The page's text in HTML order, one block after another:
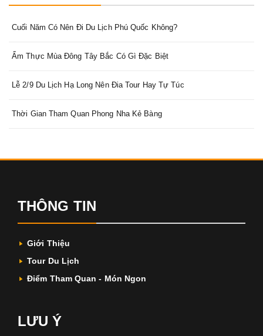
Cuối Năm Có Nên Đi Du Lịch Phú Quốc Không?
Ẩm Thực Mùa Đông Tây Bắc Có Gì Đặc Biệt
Lễ 2/9 Du Lịch Hạ Long Nên Đia Tour Hay Tự Túc
Thời Gian Tham Quan Phong Nha Kẻ Bàng
THÔNG TIN
Giới Thiệu
Tour Du Lịch
Điểm Tham Quan - Món Ngon
LƯU Ý